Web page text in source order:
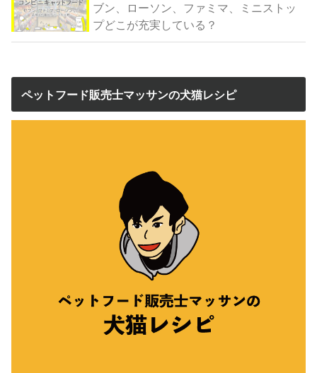
ブン、ローソン、ファミマ、ミニストッ
プどこが充実している？
ペットフード販売士マッサンの犬猫レシピ